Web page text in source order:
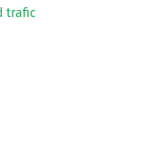
trafic